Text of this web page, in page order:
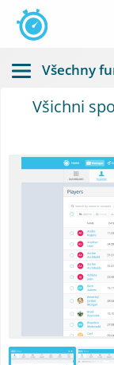
Všechny
Všichni